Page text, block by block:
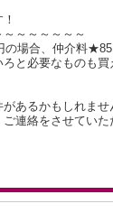
～～～～～～
の場合、仲介料
と必要なものも
あるかもしれま
連絡をさせていた